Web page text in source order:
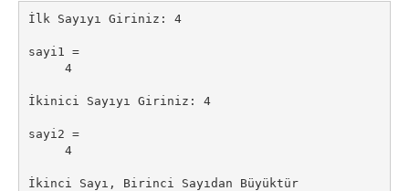
İlk Sayıyı Giriniz: 4
sayi1 =
4
İkinici Sayıyı Giriniz: 4
sayi2 =
4
İkinci Sayı, Birinci Sayıdan Büyüktür